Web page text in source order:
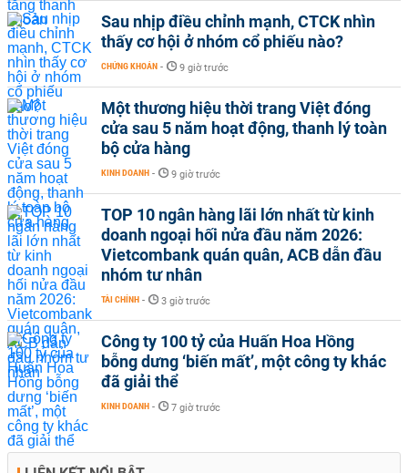
Sau nhịp điều chỉnh mạnh, CTCK nhìn
thấy cơ hội ở nhóm cổ phiếu nào?
CHỨNG KHOÁN - 9 giờ trước
Một thương hiệu thời trang Việt đóng
cửa sau 5 năm hoạt động, thanh lý toàn
bộ cửa hàng
KINH DOANH - 9 giờ trước
TOP 10 ngân hàng lãi lớn nhất từ kinh
doanh ngoại hối nửa đầu năm 2026:
Vietcombank quán quân, ACB dẫn đầu
nhóm tư nhân
TÀI CHÍNH - 3 giờ trước
Công ty 100 tỷ của Huấn Hoa Hồng
bỗng dưng ‘biến mất’, một công ty khác
đã giải thể
KINH DOANH - 7 giờ trước